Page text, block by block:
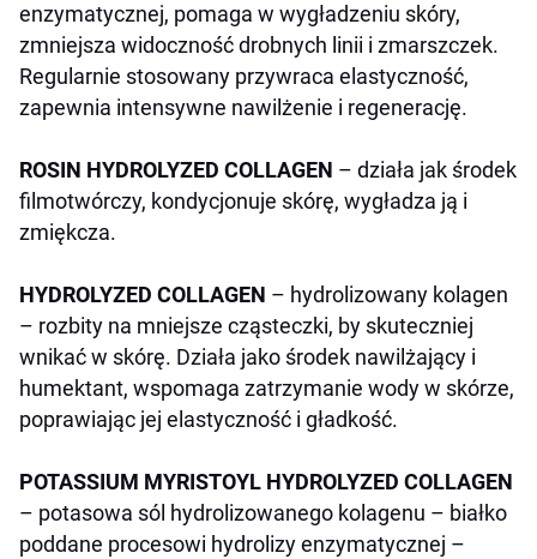
enzymatycznej, pomaga w wygładzeniu skóry,
zmniejsza widoczność drobnych linii i zmarszczek.
Regularnie stosowany przywraca elastyczność,
zapewnia intensywne nawilżenie i regenerację.
ROSIN HYDROLYZED COLLAGEN – działa jak środek
filmotwórczy, kondycjonuje skórę, wygładza ją i
zmiękcza.
HYDROLYZED COLLAGEN – hydrolizowany kolagen
– rozbity na mniejsze cząsteczki, by skuteczniej
wnikać w skórę. Działa jako środek nawilżający i
humektant, wspomaga zatrzymanie wody w skórze,
poprawiając jej elastyczność i gładkość.
POTASSIUM MYRISTOYL HYDROLYZED COLLAGEN
– potasowa sól hydrolizowanego kolagenu – białko
poddane procesowi hydrolizy enzymatycznej –